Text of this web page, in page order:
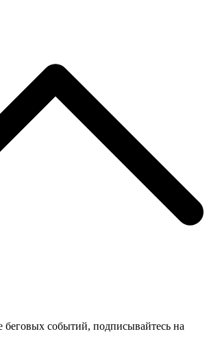
беговых событий, подписывайтесь на